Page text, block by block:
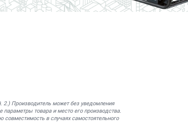
2.) Производитель может без уведомления
товара и место его производства.
совместимость в случаях самостоятельного